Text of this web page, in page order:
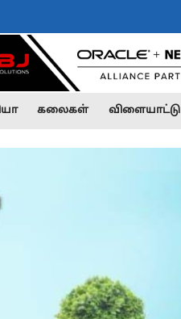
கலைகள் விளையாட்டு